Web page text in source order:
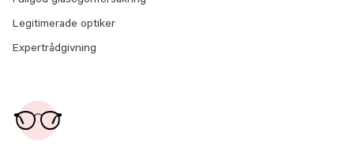
Legitimerade optiker
Expertrådgivning